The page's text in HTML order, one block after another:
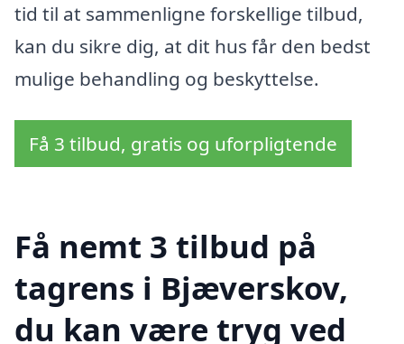
tid til at sammenligne forskellige tilbud,
kan du sikre dig, at dit hus får den bedst
mulige behandling og beskyttelse.
Få 3 tilbud, gratis og uforpligtende
Få nemt 3 tilbud på
tagrens i Bjæverskov,
du kan være tryg ved